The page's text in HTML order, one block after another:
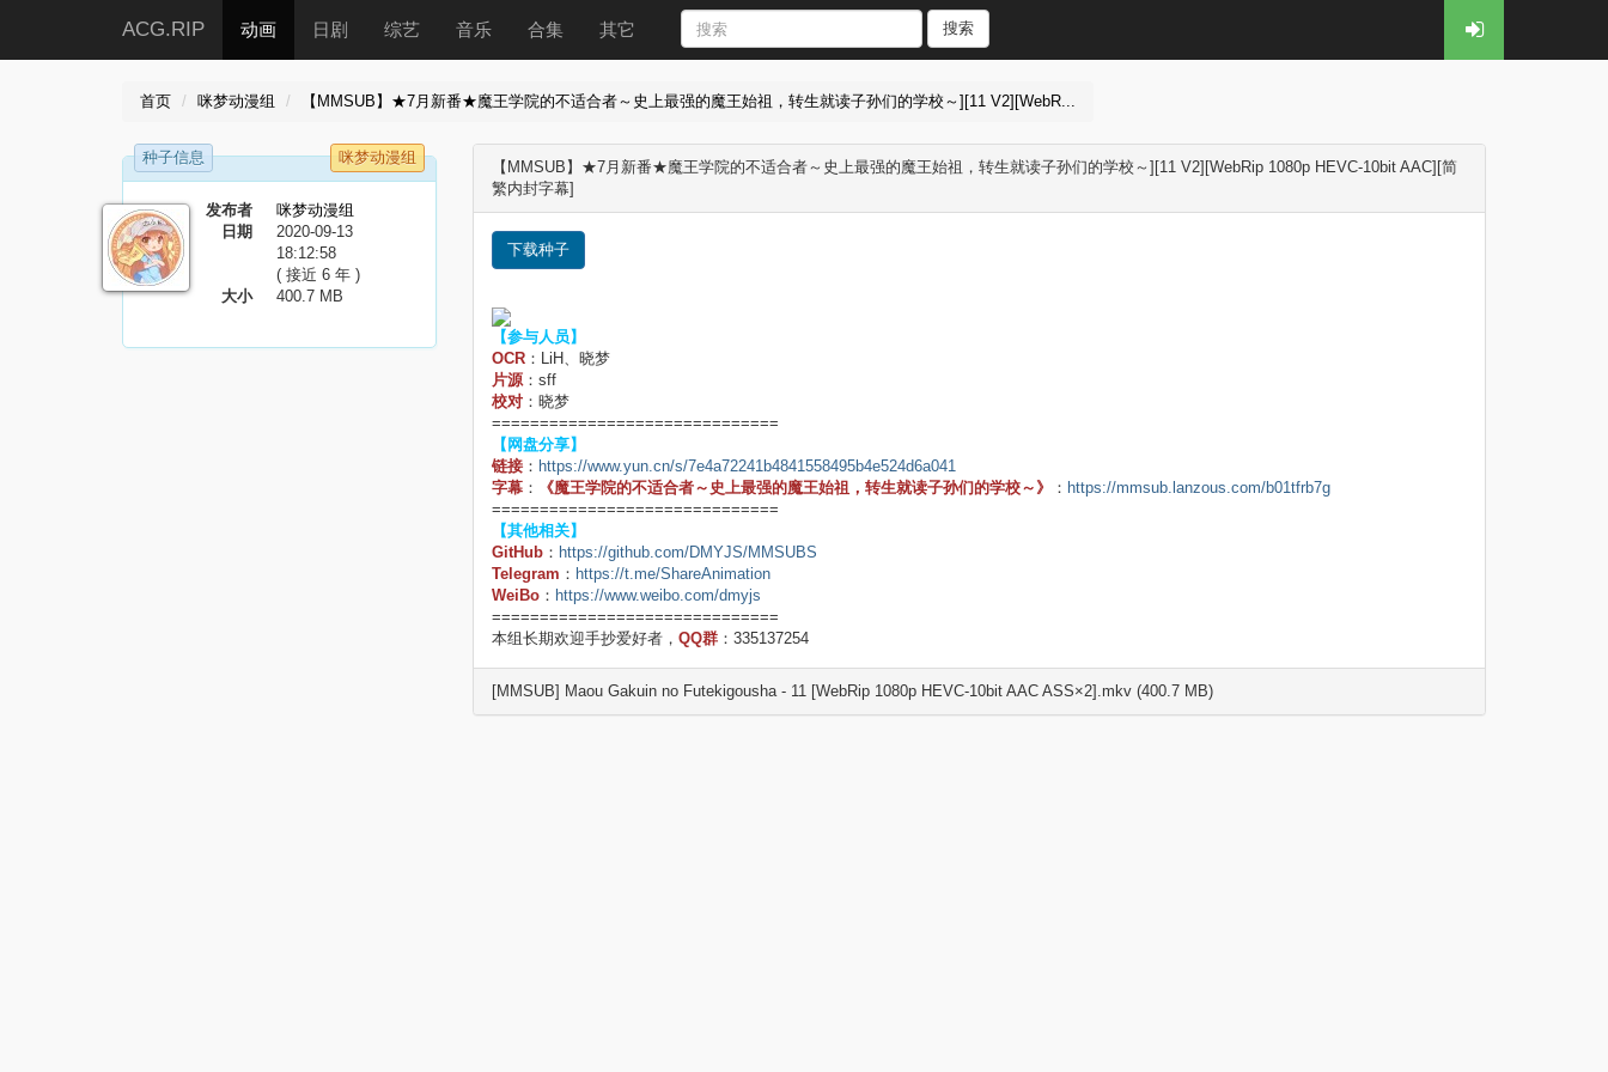
ACG.RIP 动画 日剧 综艺 音乐 合集 其它 搜索
首页 咪梦动漫组 【MMSUB】★7月新番★魔王学院的不适合者～史上最强的魔王始祖，转生就读子孙们的学校～][11 V2][WebR...
种子信息 咪梦动漫组
发布者
咪梦动漫组
日期
2020-09-13
18:12:58
( 接近 6 年 )
大小
400.7 MB
【MMSUB】★7月新番★魔王学院的不适合者～史上最强的魔王始祖，转生就读子孙们的学校～][11 V2][WebRip 1080p HEVC-10bit AAC][简
繁内封字幕]
下载种子
【参与人员】
OCR：LiH、晓梦
片源：sff
校对：晓梦
==============================
【网盘分享】
链接： https://www.yun.cn/s/7e4a72241b4841558495b4e524d6a041
字幕： 《魔王学院的不适合者～史上最强的魔王始祖，转生就读子孙们的学校～》 ： https://mmsub.lanzous.com/b01tfrb7g
==============================
【其他相关】
GitHub： https://github.com/DMYJS/MMSUBS
Telegram ： https://t.me/ShareAnimation
WeiBo： https://www.weibo.com/dmyjs
==============================
本组长期欢迎手抄爱好者， QQ群：335137254
[MMSUB] Maou Gakuin no Futekigousha - 11 [WebRip 1080p HEVC-10bit AAC ASS×2].mkv (400.7 MB)